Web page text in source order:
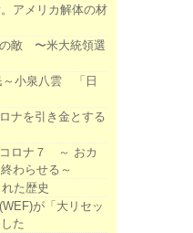
アメリカ解体の材
敵 〜米大統領選
～小泉八雲 「日
ナを引き金とする
ロナ７ ～ おカ
わらせる～
た歴史
が「大リセッ
た